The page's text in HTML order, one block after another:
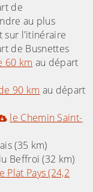
de
au plus
sur l'itinéraire
de Busnettes
60 km au départ
90 km au départ
le Chemin Saint-
(35 km)
Beffroi (32 km)
Plat Pays (24,2